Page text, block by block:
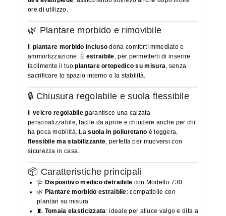
ore di utilizzo.
🌿 Plantare morbido e rimovibile
Il plantare morbido incluso dona comfort immediato e
ammortizzazione. È estraibile , per permetterti di inserire
facilmente il tuoplantare ortopedico su misura , senza
sacrificare lo spazio interno o la stabilità.
🔒 Chiusura regolabile e suola flessibile
Il velcro regolabile garantisce una calzata
personalizzabile, facile da aprire e chiudere anche per chi
ha poca mobilità. Lasuola in poliuretano è leggera,
flessibile ma stabilizzante , perfetta per muoversi con
sicurezza in casa.
📦 Caratteristiche principali
🩺 Dispositivo medico detraibile con Modello 730
🌿 Plantare morbido estraibile: compatibile con
plantari su misura
🧵 Tomaia elasticizzata : ideale per alluce valgo e dita a